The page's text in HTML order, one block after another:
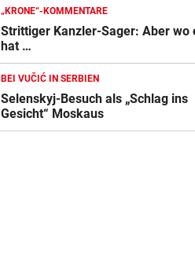
RADFAHRERIN FAND WRACK
Tödlicher Unfall wurde erst
Stunden entdeckt
VIER VERLETZTE
Autolenker fuhr absichtlich
Radfahrer an
„KRONE“-KOMMENTARE
Strittiger Kanzler-Sager: Aber wo
hat …
BEI VUČIĆ IN SERBIEN
Selenskyj-Besuch als „Schlag ins
Gesicht“ Moskaus